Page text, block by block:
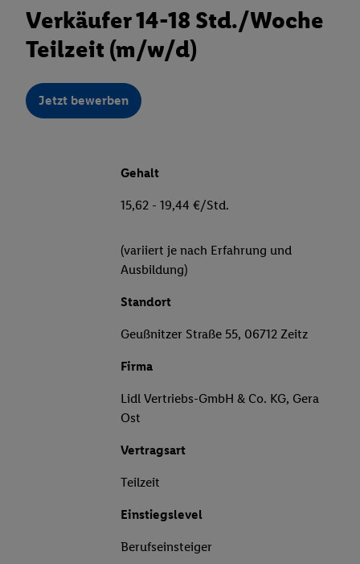
Verkäufer 14-18 Std./Woche
Teilzeit (m/w/d)
Jetzt bewerben
Gehalt
15,62 - 19,44 €/Std.
(variiert je nach Erfahrung und
Ausbildung)
Standort
Geußnitzer Straße 55, 06712 Zeitz
Firma
Lidl Vertriebs-GmbH & Co. KG, Gera
Ost
Vertragsart
Teilzeit
Einstiegslevel
Berufseinsteiger